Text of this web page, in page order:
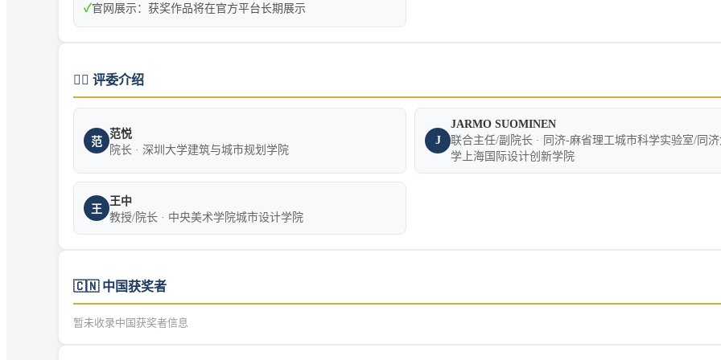
✓官网展示：获奖作品将在官方平台长期展示
👨‍⚖️ 评委介绍
范
范悦
院长 · 深圳大学建筑与城市规划学院
J
JARMO SUOMINEN
联合主任/副院长 · 同济-麻省理工城市科学实验室/同
学上海国际设计创新学院
王
王中
教授/院长 · 中央美术学院城市设计学院
🇨🇳 中国获奖者
暂未收录中国获奖者信息